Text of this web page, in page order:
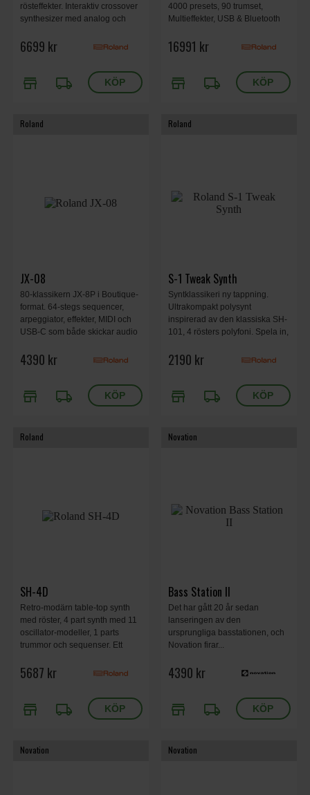
rösteffekter. Interaktiv crossover
synthesizer med analog och
minitangenter.
6699 kr
store local_shipping
4000 presets, 90 trumset,
Multieffekter, USB & Bluetooth
16991 kr
store local_shipping
Roland
JX-08
80-klassikern JX-8P i Boutique-
format. 64-stegs sequencer,
arpeggiator, effekter, MIDI och
USB-C som både skickar audio
programmeringsfunktioner,
4390 kr
store local_shipping
Roland
S-1 Tweak Synth
Syntklassikeri ny tappning.
Ultrakompakt polysynt
inspirerad av den klassiska SH-
101, 4 rösters polyfoni. Spela in,
kontrollera filter och enveloper.
2190 kr
store local_shipping
Roland
SH-4D
Retro-modärn table-top synth
med röster, 4 part synth med 11
oscillator-modeller, 1 parts
trummor och sequenser. Ett
i portabel design.
5687 kr
store local_shipping
Novation
Bass Station II
Det har gått 20 år sedan
lanseringen av den
ursprungliga basstationen, och
Novation firar...
4390 kr
store local_shipping
Novation Novation